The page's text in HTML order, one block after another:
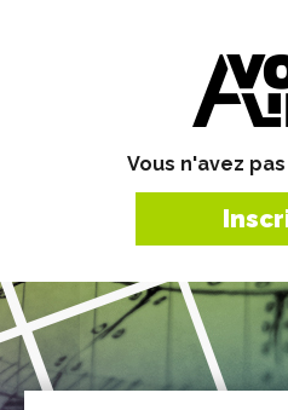
Vous n'avez